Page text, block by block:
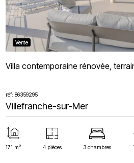
Vente
Villa contemporaine rénovée,
réf: 86359295
Villefranche-sur-Mer
171 m² 4 pièces 3 chambres